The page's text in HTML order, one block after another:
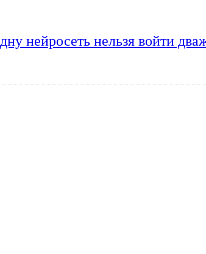
нейросеть нельзя войти